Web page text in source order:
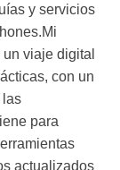
y servicios
viaje digital
con un
las
para
actualizados